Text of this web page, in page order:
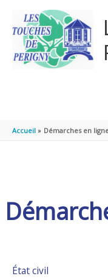
Accueil Démarches en
État civil